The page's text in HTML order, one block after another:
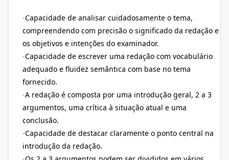
Capacidade de analisar cuidadosamente o tema,
compreendendo com precisão o significado da redação e
os objetivos e intenções do examinador.
Capacidade de escrever uma redação com vocabulário
adequado e fluidez semântica com base no tema
fornecido.
A redação é composta por uma introdução geral, 2 a 3
argumentos, uma crítica à situação atual e uma
conclusão.
Capacidade de destacar claramente o ponto central na
introdução da redação.